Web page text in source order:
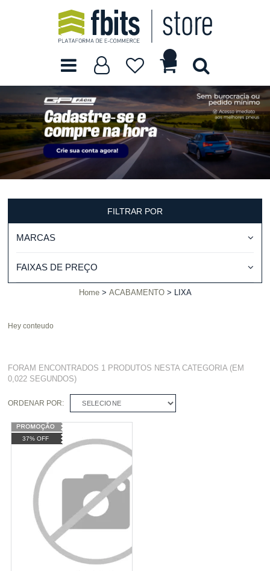
FILTRAR POR
MARCAS
FAIXAS DE PREÇO
Home ACABAMENTO LIXA
Hey conteudo
FORAM ENCONTRADOS 1 PRODUTOS NESTA CATEGORIA (EM
0,022 SEGUNDOS)
ORDENAR POR: SELECIONE
37% OFF